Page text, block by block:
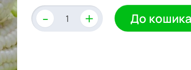
- + До кошика